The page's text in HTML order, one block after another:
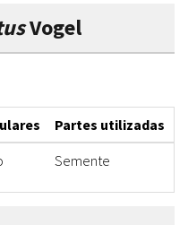
Vogel
Partes utilizadas
Semente